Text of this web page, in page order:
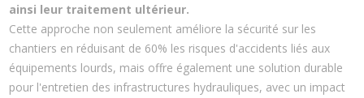
ainsi leur traitement ultérieur.
Cette approche non seulement améliore la sécurité sur les
chantiers en réduisant de 60% les risques d'accidents liés aux
équipements lourds, mais offre également une solution durable
pour l'entretien des infrastructures hydrauliques, avec un impact